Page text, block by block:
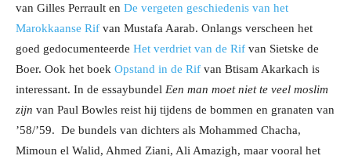
van Gilles Perrault en De vergeten geschiedenis van het
Marokkaanse Rif van Mustafa Aarab. Onlangs verscheen het
goed gedocumenteerde Het verdriet van de Rif van Sietske de
Boer. Ook het boek Opstand in de Rif van Btisam Akarkach is
interessant. In de essaybundel Een man moet niet te veel moslim
zijn van Paul Bowles reist hij tijdens de bommen en granaten van
’58/’59. De bundels van dichters als Mohammed Chacha,
Mimoun el Walid, Ahmed Ziani, Ali Amazigh, maar vooral het